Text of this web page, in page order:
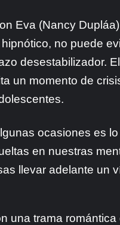
Eva (Nancy
no puede
desestabilizador.
un momento de
ocasiones es
en nuestras
llevar adelante un
una trama